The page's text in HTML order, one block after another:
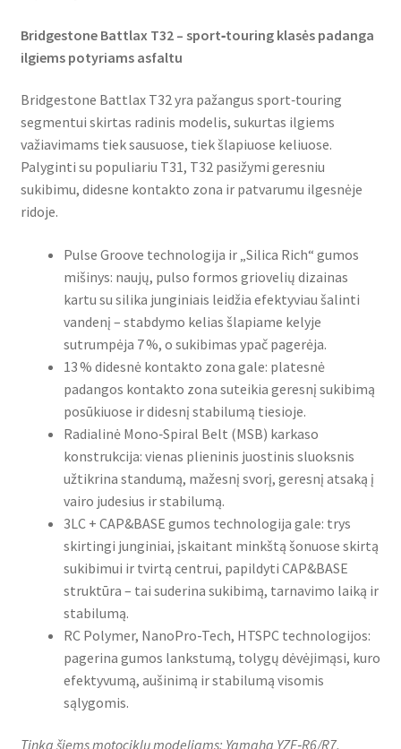
Bridgestone Battlax T32 – sport‑touring klasės padanga
ilgiems potyriams asfaltu
Bridgestone Battlax T32 yra pažangus sport‑touring
segmentui skirtas radinis modelis, sukurtas ilgiems
važiavimams tiek sausuose, tiek šlapiuose keliuose.
Palyginti su populiariu T31, T32 pasižymi geresniu
sukibimu, didesne kontakto zona ir patvarumu ilgesnėje
ridoje.
Pulse Groove technologija ir „Silica Rich“ gumos
mišinys: naujų, pulso formos griovelių dizainas
kartu su silika junginiais leidžia efektyviau šalinti
vandenį – stabdymo kelias šlapiame kelyje
sutrumpėja 7 %, o sukibimas ypač pagerėja.
13 % didesnė kontakto zona gale: platesnė
padangos kontakto zona suteikia geresnį sukibimą
posūkiuose ir didesnį stabilumą tiesioje.
Radialinė Mono‑Spiral Belt (MSB) karkaso
konstrukcija: vienas plieninis juostinis sluoksnis
užtikrina standumą, mažesnį svorį, geresnį atsaką į
vairo judesius ir stabilumą.
3LC + CAP&BASE gumos technologija gale: trys
skirtingi junginiai, įskaitant minkštą šonuose skirtą
sukibimui ir tvirtą centrui, papildyti CAP&BASE
struktūra – tai suderina sukibimą, tarnavimo laiką ir
stabilumą.
RC Polymer, NanoPro-Tech, HTSPC technologijos:
pagerina gumos lankstumą, tolygų dėvėjimąsi, kuro
efektyvumą, aušinimą ir stabilumą visomis
sąlygomis.
Tinka šiems motociklų modeliams: Yamaha YZF‑R6/R7,